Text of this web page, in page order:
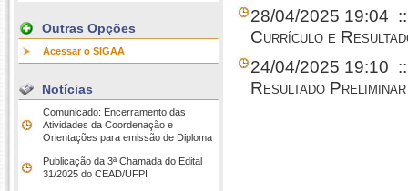
Outras Opções
Acessar o SIGAA
Notícias
Comunicado: Encerramento das
Atividades da Coordenação e
Orientações para emissão de Diploma
Publicação da 3ª Chamada do Edital
31/2025 do CEAD/UFPI
28/04/2025 19:04
Currículo e
24/04/2025 19:10
Resultado